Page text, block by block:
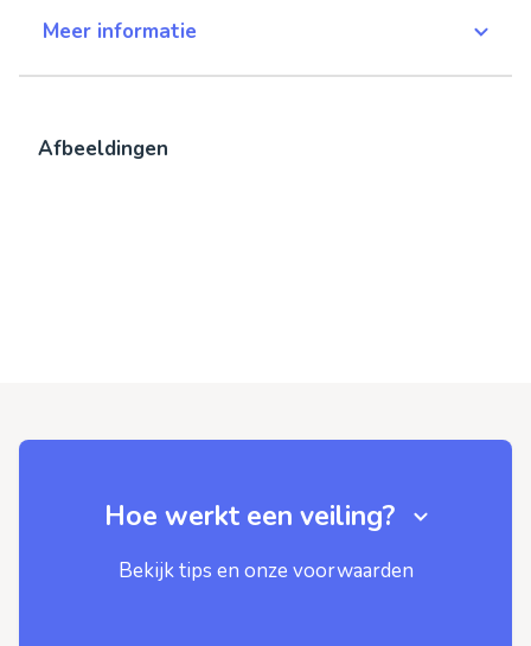
Meer informatie
Afbeeldingen
Hoe werkt een veiling?
Bekijk tips en onze voorwaarden